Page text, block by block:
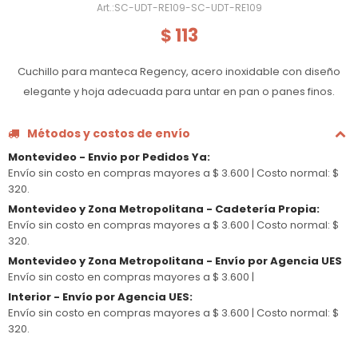
SC-UDT-RE109-SC-UDT-RE109
$ 113
Cuchillo para manteca Regency, acero inoxidable con diseño
elegante y hoja adecuada para untar en pan o panes finos.
Métodos y costos de envío
Montevideo - Envio por Pedidos Ya:
Envío sin costo en compras mayores a $ 3.600 | Costo normal: $
320.
Montevideo y Zona Metropolitana - Cadetería Propia:
Envío sin costo en compras mayores a $ 3.600 | Costo normal: $
320.
Montevideo y Zona Metropolitana - Envío por Agencia UES
Envío sin costo en compras mayores a $ 3.600 |
Interior - Envío por Agencia UES:
Envío sin costo en compras mayores a $ 3.600 | Costo normal: $
320.